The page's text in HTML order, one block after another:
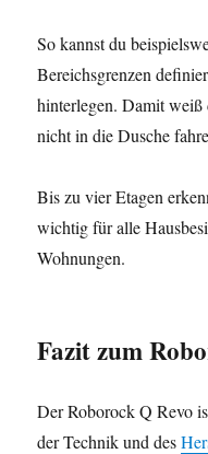
So kannst du
Bereichsgrenzen
hinterlegen. Damit weiß
nicht in die Dusche
Bis zu vier Etagen
wichtig für alle
Wohnungen.
Fazitzum
Der Roborock Q Revo
der Technik und des